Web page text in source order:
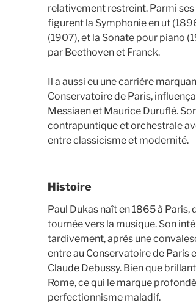
relativement restreint. Parmi
figurent la Symphonie en ut
(1907), et la Sonate pour piano
par Beethoven et Franck.
Il a aussi eu une carrière
Conservatoire de Paris,
Messiaen et Maurice Duruflé.
contrapuntique et orchestrale
entre classicisme et modernité.
Histoire
Paul Dukas naît en 1865 à
tournée vers la musique. Son
tardivement, après une
entre au Conservatoire de Paris
Claude Debussy. Bien que
Rome, ce qui le marque
perfectionnisme maladif.